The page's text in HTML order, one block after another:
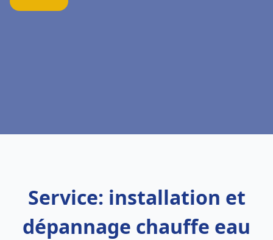
Service: installation et
dépannage chauffe eau